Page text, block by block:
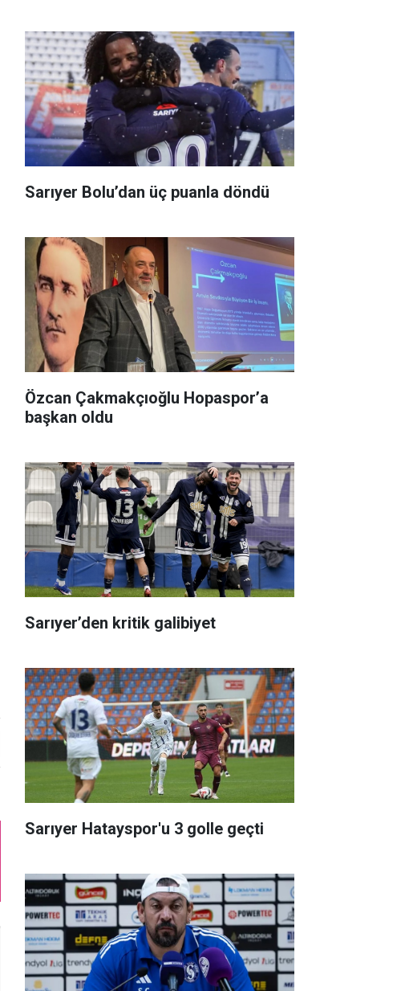
Sarıyer Bolu’dan üç puanla döndü
Özcan Çakmakçıoğlu Hopaspor’a
başkan oldu
Sarıyer’den kritik galibiyet
Sarıyer Hatayspor'u 3 golle geçti